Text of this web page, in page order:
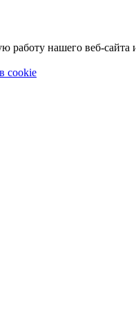
нашего веб-сайта
cookie